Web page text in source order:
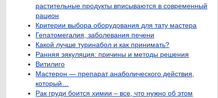
растительные продукты вписываются в современный
рацион
Критерии выбора оборудования для тату мастера
Гепатомегалия, заболевания печени
Какой лучше туринабол и как принимать?
Ранняя эякуляция: причины и методы решения
Витилиго
Мастерон — препарат анаболического действия,
который…
Рак груди боится химии – все, что нужно об этом